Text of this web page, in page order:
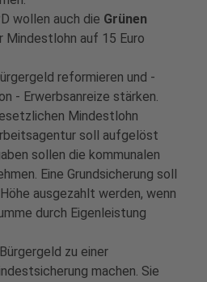
wollen auch die Grünen
Mindestlohn auf 15 Euro
reformieren und -
- Erwerbsanreize stärken.
Mindestlohn
soll aufgelöst
sollen die kommunalen
Eine Grundsicherung soll
ausgezahlt werden, wenn
durch Eigenleistung
zu einer
machen. Sie